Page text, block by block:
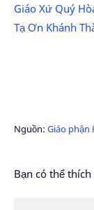
Giáo Xứ Quý
Tạ Ơn Khánh
Nguồn: Giáo phận
Bạn có thể